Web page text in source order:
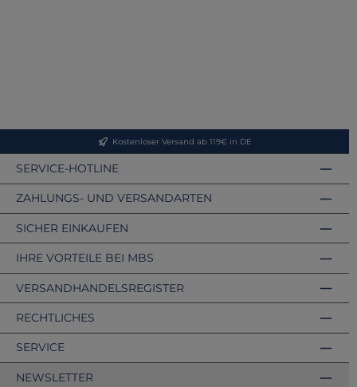
Kostenloser Versand ab 119€ in DE
SERVICE-HOTLINE
ZAHLUNGS- UND VERSANDARTEN
VERSANDHANDELSREGISTER
SICHER EINKAUFEN
IHRE VORTEILE BEI MBS
RECHTLICHES
SERVICE
NEWSLETTER